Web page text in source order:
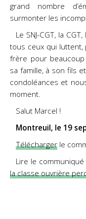
grand nombre
surmonter les
Le SNJ-CGT, la
tous ceux qui luttent,
frère pour
sa famille, à son fils
condoléances et
moment.
Salut Marcel !
Montreuil, le 19
Télécharger le
Lire le
la classe ouvrière